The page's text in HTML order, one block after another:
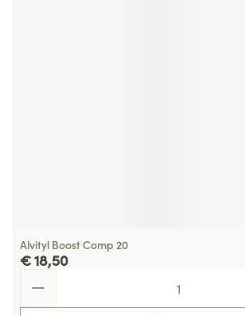
Alvityl Boost Comp 20
€ 18,50